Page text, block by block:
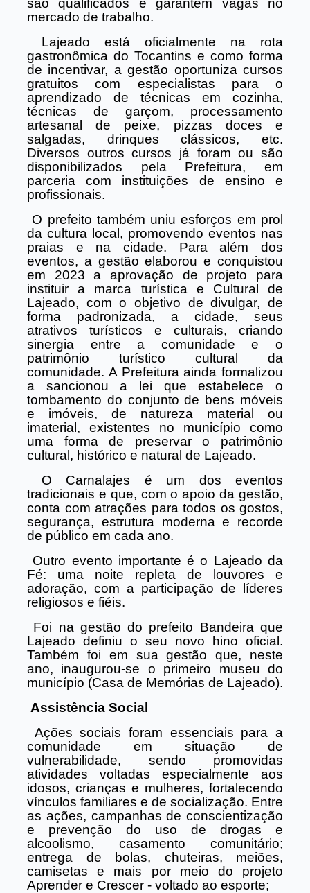
são qualificados e garantem vagas no
mercado de trabalho.
Lajeado está oficialmente na rota
gastronômica do Tocantins e como forma
de incentivar, a gestão oportuniza cursos
gratuitos com especialistas para o
aprendizado de técnicas em cozinha,
técnicas de garçom, processamento
artesanal de peixe, pizzas doces e
salgadas, drinques clássicos, etc.
Diversos outros cursos já foram ou são
disponibilizados pela Prefeitura, em
parceria com instituições de ensino e
profissionais.
O prefeito também uniu esforços em prol
da cultura local, promovendo eventos nas
praias e na cidade. Para além dos
eventos, a gestão elaborou e conquistou
em 2023 a aprovação de projeto para
instituir a marca turística e Cultural de
Lajeado, com o objetivo de divulgar, de
forma padronizada, a cidade, seus
atrativos turísticos e culturais, criando
sinergia entre a comunidade e o
patrimônio turístico cultural da
comunidade. A Prefeitura ainda formalizou
a sancionou a lei que estabelece o
tombamento do conjunto de bens móveis
e imóveis, de natureza material ou
imaterial, existentes no município como
uma forma de preservar o patrimônio
cultural, histórico e natural de Lajeado.
O Carnalajes é um dos eventos
tradicionais e que, com o apoio da gestão,
conta com atrações para todos os gostos,
segurança, estrutura moderna e recorde
de público em cada ano.
Outro evento importante é o Lajeado da
Fé: uma noite repleta de louvores e
adoração, com a participação de líderes
religiosos e fiéis.
Foi na gestão do prefeito Bandeira que
Lajeado definiu o seu novo hino oficial.
Também foi em sua gestão que, neste
ano, inaugurou-se o primeiro museu do
município (Casa de Memórias de Lajeado).
Assistência Social
Ações sociais foram essenciais para a
comunidade em situação de
vulnerabilidade, sendo promovidas
atividades voltadas especialmente aos
idosos, crianças e mulheres, fortalecendo
vínculos familiares e de socialização. Entre
as ações, campanhas de conscientização
e prevenção do uso de drogas e
alcoolismo, casamento comunitário;
entrega de bolas, chuteiras, meiões,
camisetas e mais por meio do projeto
Aprender e Crescer - voltado ao esporte;